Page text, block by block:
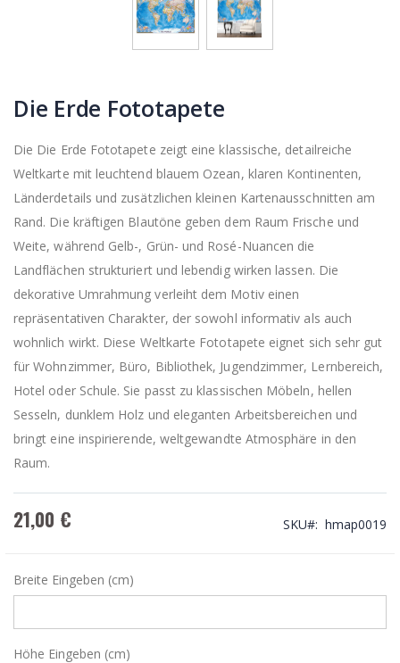
Die Erde Fototapete
Die Die Erde Fototapete zeigt eine klassische, detailreiche
Weltkarte mit leuchtend blauem Ozean, klaren Kontinenten,
Länderdetails und zusätzlichen kleinen Kartenausschnitten am
Rand. Die kräftigen Blautöne geben dem Raum Frische und
Weite, während Gelb-, Grün- und Rosé-Nuancen die
Landflächen strukturiert und lebendig wirken lassen. Die
dekorative Umrahmung verleiht dem Motiv einen
repräsentativen Charakter, der sowohl informativ als auch
wohnlich wirkt. Diese Weltkarte Fototapete eignet sich sehr gut
für Wohnzimmer, Büro, Bibliothek, Jugendzimmer, Lernbereich,
Hotel oder Schule. Sie passt zu klassischen Möbeln, hellen
Sesseln, dunklem Holz und eleganten Arbeitsbereichen und
bringt eine inspirierende, weltgewandte Atmosphäre in den
Raum.
21,00 € SKU hmap0019
Breite Eingeben (cm)
Höhe Eingeben (cm)